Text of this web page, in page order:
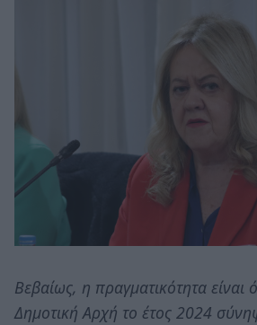
Βεβαίως, η πραγματικότητα είναι
Δημοτική Αρχή το έτος 2024